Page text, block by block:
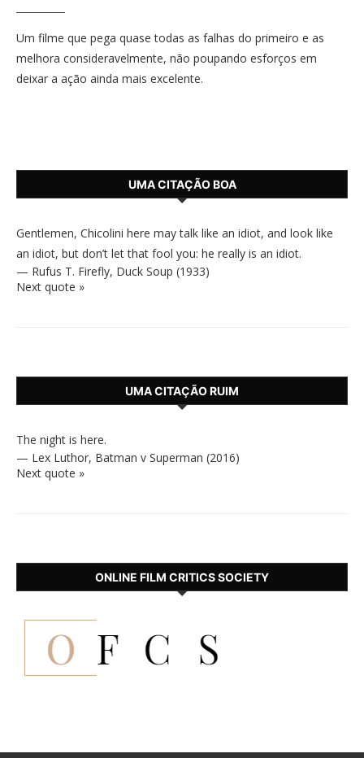
Um filme que pega quase todas as falhas do primeiro e as
melhora consideravelmente, não poupando esforços em
deixar a ação ainda mais excelente.
UMA CITAÇÃO BOA
Gentlemen, Chicolini here may talk like an idiot, and look like
an idiot, but don’t let that fool you: he really is an idiot.
— Rufus T. Firefly, Duck Soup (1933)
Next quote »
UMA CITAÇÃO RUIM
The night is here.
— Lex Luthor, Batman v Superman (2016)
Next quote »
ONLINE FILM CRITICS SOCIETY